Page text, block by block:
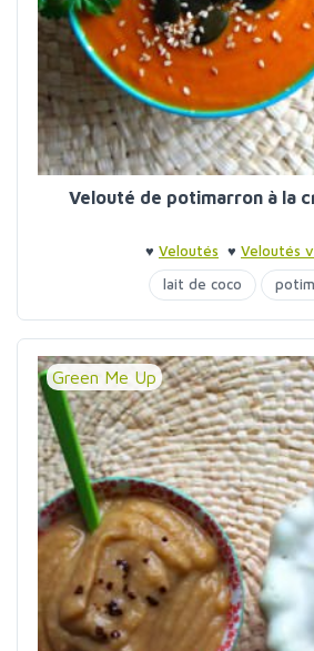
Velouté de potimarron à la
♥ Veloutés ♥ Veloutés
lait de coco
Green Me Up